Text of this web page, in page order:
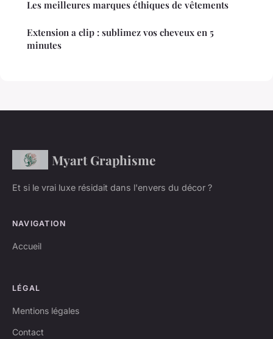
Les meilleures marques éthiques de vêtements
Extension a clip : sublimez vos cheveux en 5
minutes
Myart Graphisme
Et si le vrai luxe résidait dans l'envers du décor ?
NAVIGATION
Accueil
LÉGAL
Mentions légales
Contact